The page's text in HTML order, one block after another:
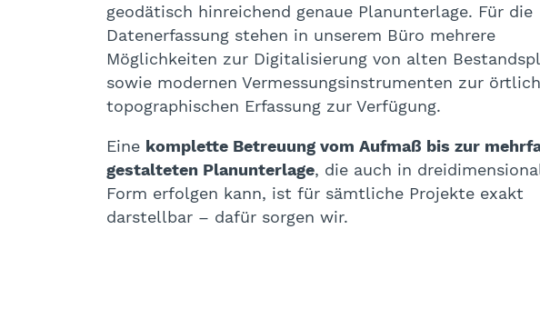
geodätisch hinreichend genaue Planunterlage. Für die
Datenerfassung stehen in unserem Büro mehrere
Möglichkeiten zur Digitalisierung von alten
sowie modernen Vermessungsinstrumenten zur
topographischen Erfassung zur Verfügung.
Eine komplette Betreuung vom Aufmaß bis zur
gestalteten Planunterlage, die auch in
Form erfolgen kann, ist für sämtliche Projekte exakt
darstellbar – dafür sorgen wir.